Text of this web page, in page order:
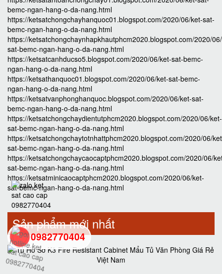
bemc-ngan-hang-o-da-nang.html
https://ketsatchongchayhanquoc01.blogspot.com/2020/06/ket-sat-
bemc-ngan-hang-o-da-nang.html
https://ketsatchongchaynhapkhautphcm2020.blogspot.com/2020/
sat-bemc-ngan-hang-o-da-nang.html
https://ketsatcanhducso5.blogspot.com/2020/06/ket-sat-bemc-
ngan-hang-o-da-nang.html
https://ketsathanquoc01.blogspot.com/2020/06/ket-sat-bemc-
ngan-hang-o-da-nang.html
https://ketsatvanphonghanquoc.blogspot.com/2020/06/ket-sat-
bemc-ngan-hang-o-da-nang.html
https://ketsatchongchaydientutphcm2020.blogspot.com/2020/06/ket-
sat-bemc-ngan-hang-o-da-nang.html
https://ketsatchongchaytotnhattphcm2020.blogspot.com/2020/06/
sat-bemc-ngan-hang-o-da-nang.html
https://ketsatchongchaycaocaptphcm2020.blogspot.com/2020/06/
sat-bemc-ngan-hang-o-da-nang.html
https://ketsatminicaocaptphcm2020.blogspot.com/2020/06/ket-
sat-bemc-ngan-hang-o-da-nang.html
Sản phẩm mới nhất
0982770404